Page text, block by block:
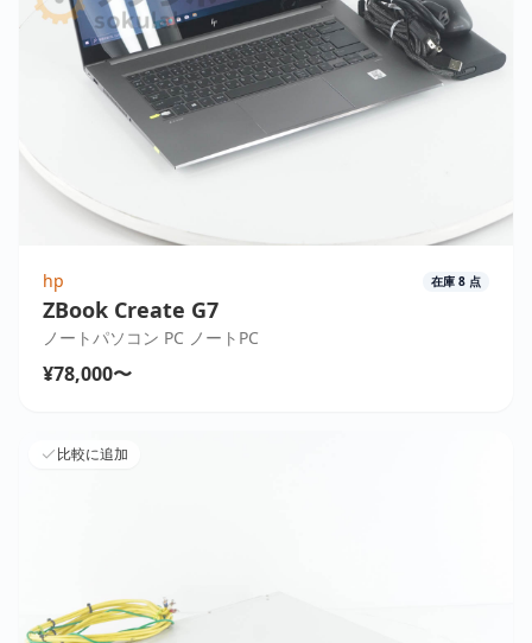
hp 在庫 8 点
ZBook Create G7
ノートパソコン PC ノートPC
¥78,000〜
比較に追加